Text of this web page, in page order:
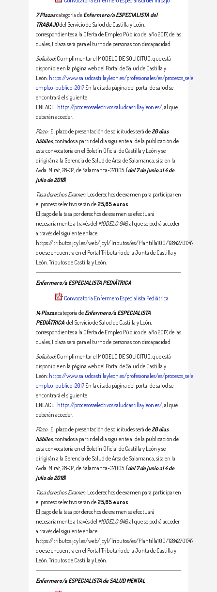
7 Plazascategoría de Enfermero/a ESPECIALISTA del
TRABAJOdel Servicio de Salud de Castilla y León,
correspondientes a la Oferta de Empleo Público del año 2017, de las
cuales, 1 plaza será para el turno de personas con discapacidad
Solicitud: Cumplimentar el MODELO DE SOLICITUD, que está
disponible en la página web del Portal de Salud de Castilla y
León: https://www.saludcastillayleon.es/profesionales/es/procesos_selectivos/
empleo-publico-2017 En la citada página del portal de salud se
encontrará el siguiente
ENLACE: https://procesosselectivos.saludcastillayleon.es/, al que
deberán acceder.
Plazo: El plazo de presentación de solicitudes será de20 días
hábiles, contados a partir del día siguiente al de la publicación de
esta convocatoria en el Boletín Oficial de Castilla y León y se
dirigirán a la Gerencia de Salud de Área de Salamanca, sita en la
Avda. Mirat, 28-32, de Salamanca-37005. (del 7 de junio al 4 de
julio de 2018)
Tasa derechos Examen: Los derechos de examen para participar en
el proceso selectivo serán de 25,65 euros.
El pago de la tasa por derechos de examen se efectuará
necesariamente a través del MODELO 046, al que se podrá acceder
a través del siguiente enlace:
https://tributos.jcyl.es/web/jcyl/Tributos/es/Plantilla100/1284270174781/_/_/_,
que se encuentra en el Portal Tributario de la Junta de Castilla y
León. Tributos de Castilla y León.
Enfermero/a ESPECIALISTA PEDIÁTRICA
Convocatoria Enfermero Especialista Pediátrica
14 Plazascategoría de Enfermero/a ESPECIALISTA
PEDIÁTRICA del Servicio de Salud de Castilla y León,
correspondientes a la Oferta de Empleo Público del año 2017, de las
cuales, 1 plaza será para el turno de personas con discapacidad
Solicitud: Cumplimentar el MODELO DE SOLICITUD, que está
disponible en la página web del Portal de Salud de Castilla y
León: https://www.saludcastillayleon.es/profesionales/es/procesos_selectivos/
empleo-publico-2017 En la citada página del portal de salud se
encontrará el siguiente
ENLACE: https://procesosselectivos.saludcastillayleon.es/, al que
deberán acceder.
Plazo: El plazo de presentación de solicitudes será de20 días
hábiles, contados a partir del día siguiente al de la publicación de
esta convocatoria en el Boletín Oficial de Castilla y León y se
dirigirán a la Gerencia de Salud de Área de Salamanca, sita en la
Avda. Mirat, 28-32, de Salamanca-37005. (del 7 de junio al 4 de
julio de 2018)
Tasa derechos Examen: Los derechos de examen para participar en
el proceso selectivo serán de 25,65 euros.
El pago de la tasa por derechos de examen se efectuará
necesariamente a través del MODELO 046, al que se podrá acceder
a través del siguiente enlace:
https://tributos.jcyl.es/web/jcyl/Tributos/es/Plantilla100/1284270174781/_/_/_,
que se encuentra en el Portal Tributario de la Junta de Castilla y
León. Tributos de Castilla y León.
Enfermero/a ESPECIALISTA de SALUD MENTAL